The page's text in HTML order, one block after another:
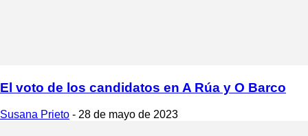
El voto de los candidatos en A Rúa y O Barco
Susana Prieto - 28 de mayo de 2023